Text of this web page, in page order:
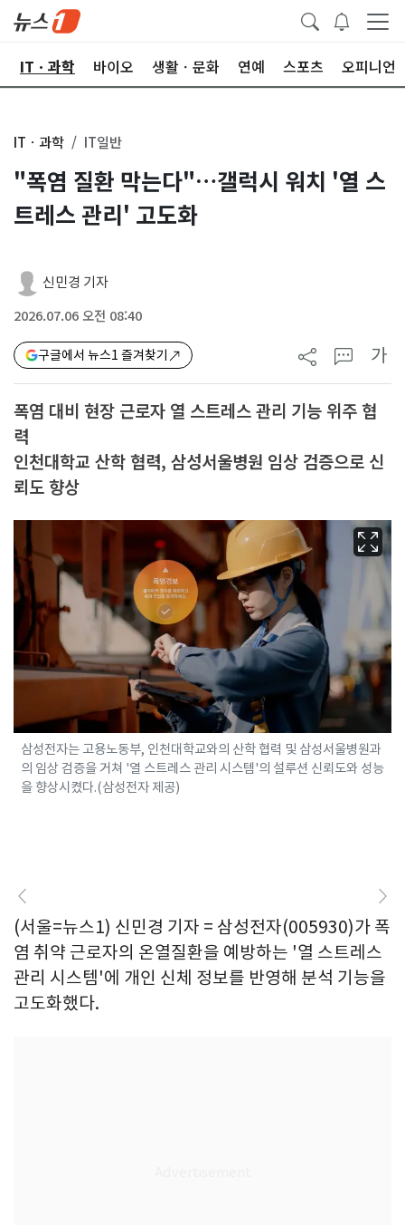
ITㆍ과학 바이오 생활ㆍ문화 연예 스포츠 오피니언
ITㆍ과학 IT일반
"폭염 질환 막는다"…갤럭시 워치 '열 스
트레스 관리' 고도화
신민경 기자
2026.07.06 오전 08:40
구글에서 뉴스1 즐겨찾기 가
폭염 대비 현장 근로자 열 스트레스 관리 기능 위주 협
력
인천대학교 산학 협력, 삼성서울병원 임상 검증으로 신
뢰도 향상
삼성전자는 고용노동부, 인천대학교와의 산학 협력 및 삼성서울병원과
의 임상 검증을 거쳐 '열 스트레스 관리 시스템'의 설루션 신뢰도와 성능
을 향상시켰다.(삼성전자 제공)
(서울=뉴스1) 신민경 기자 = 삼성전자(005930)가 폭
염 취약 근로자의 온열질환을 예방하는 '열 스트레스
관리 시스템'에 개인 신체 정보를 반영해 분석 기능을
고도화했다.